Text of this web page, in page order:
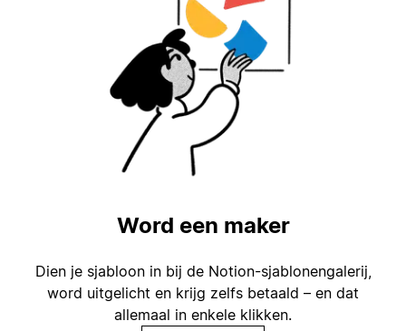
Word een maker
Dien je sjabloon in bij de Notion-sjablonengalerij,
word uitgelicht en krijg zelfs betaald – en dat
allemaal in enkele klikken.